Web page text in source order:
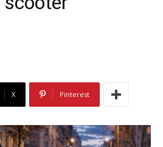
X Pinterest